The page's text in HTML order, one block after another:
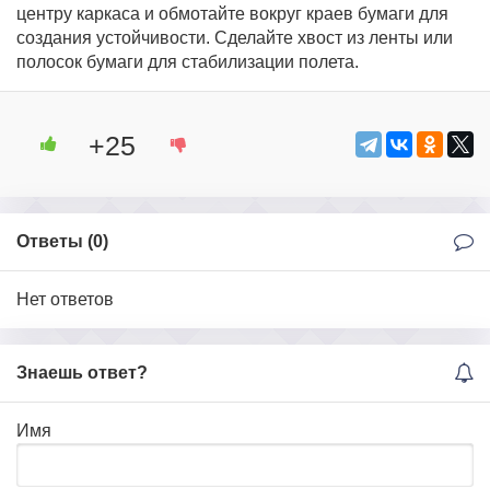
центру каркаса и обмотайте вокруг краев бумаги для
создания устойчивости. Сделайте хвост из ленты или
полосок бумаги для стабилизации полета.
+25
Ответы (0)
Нет ответов
Знаешь ответ?
Имя